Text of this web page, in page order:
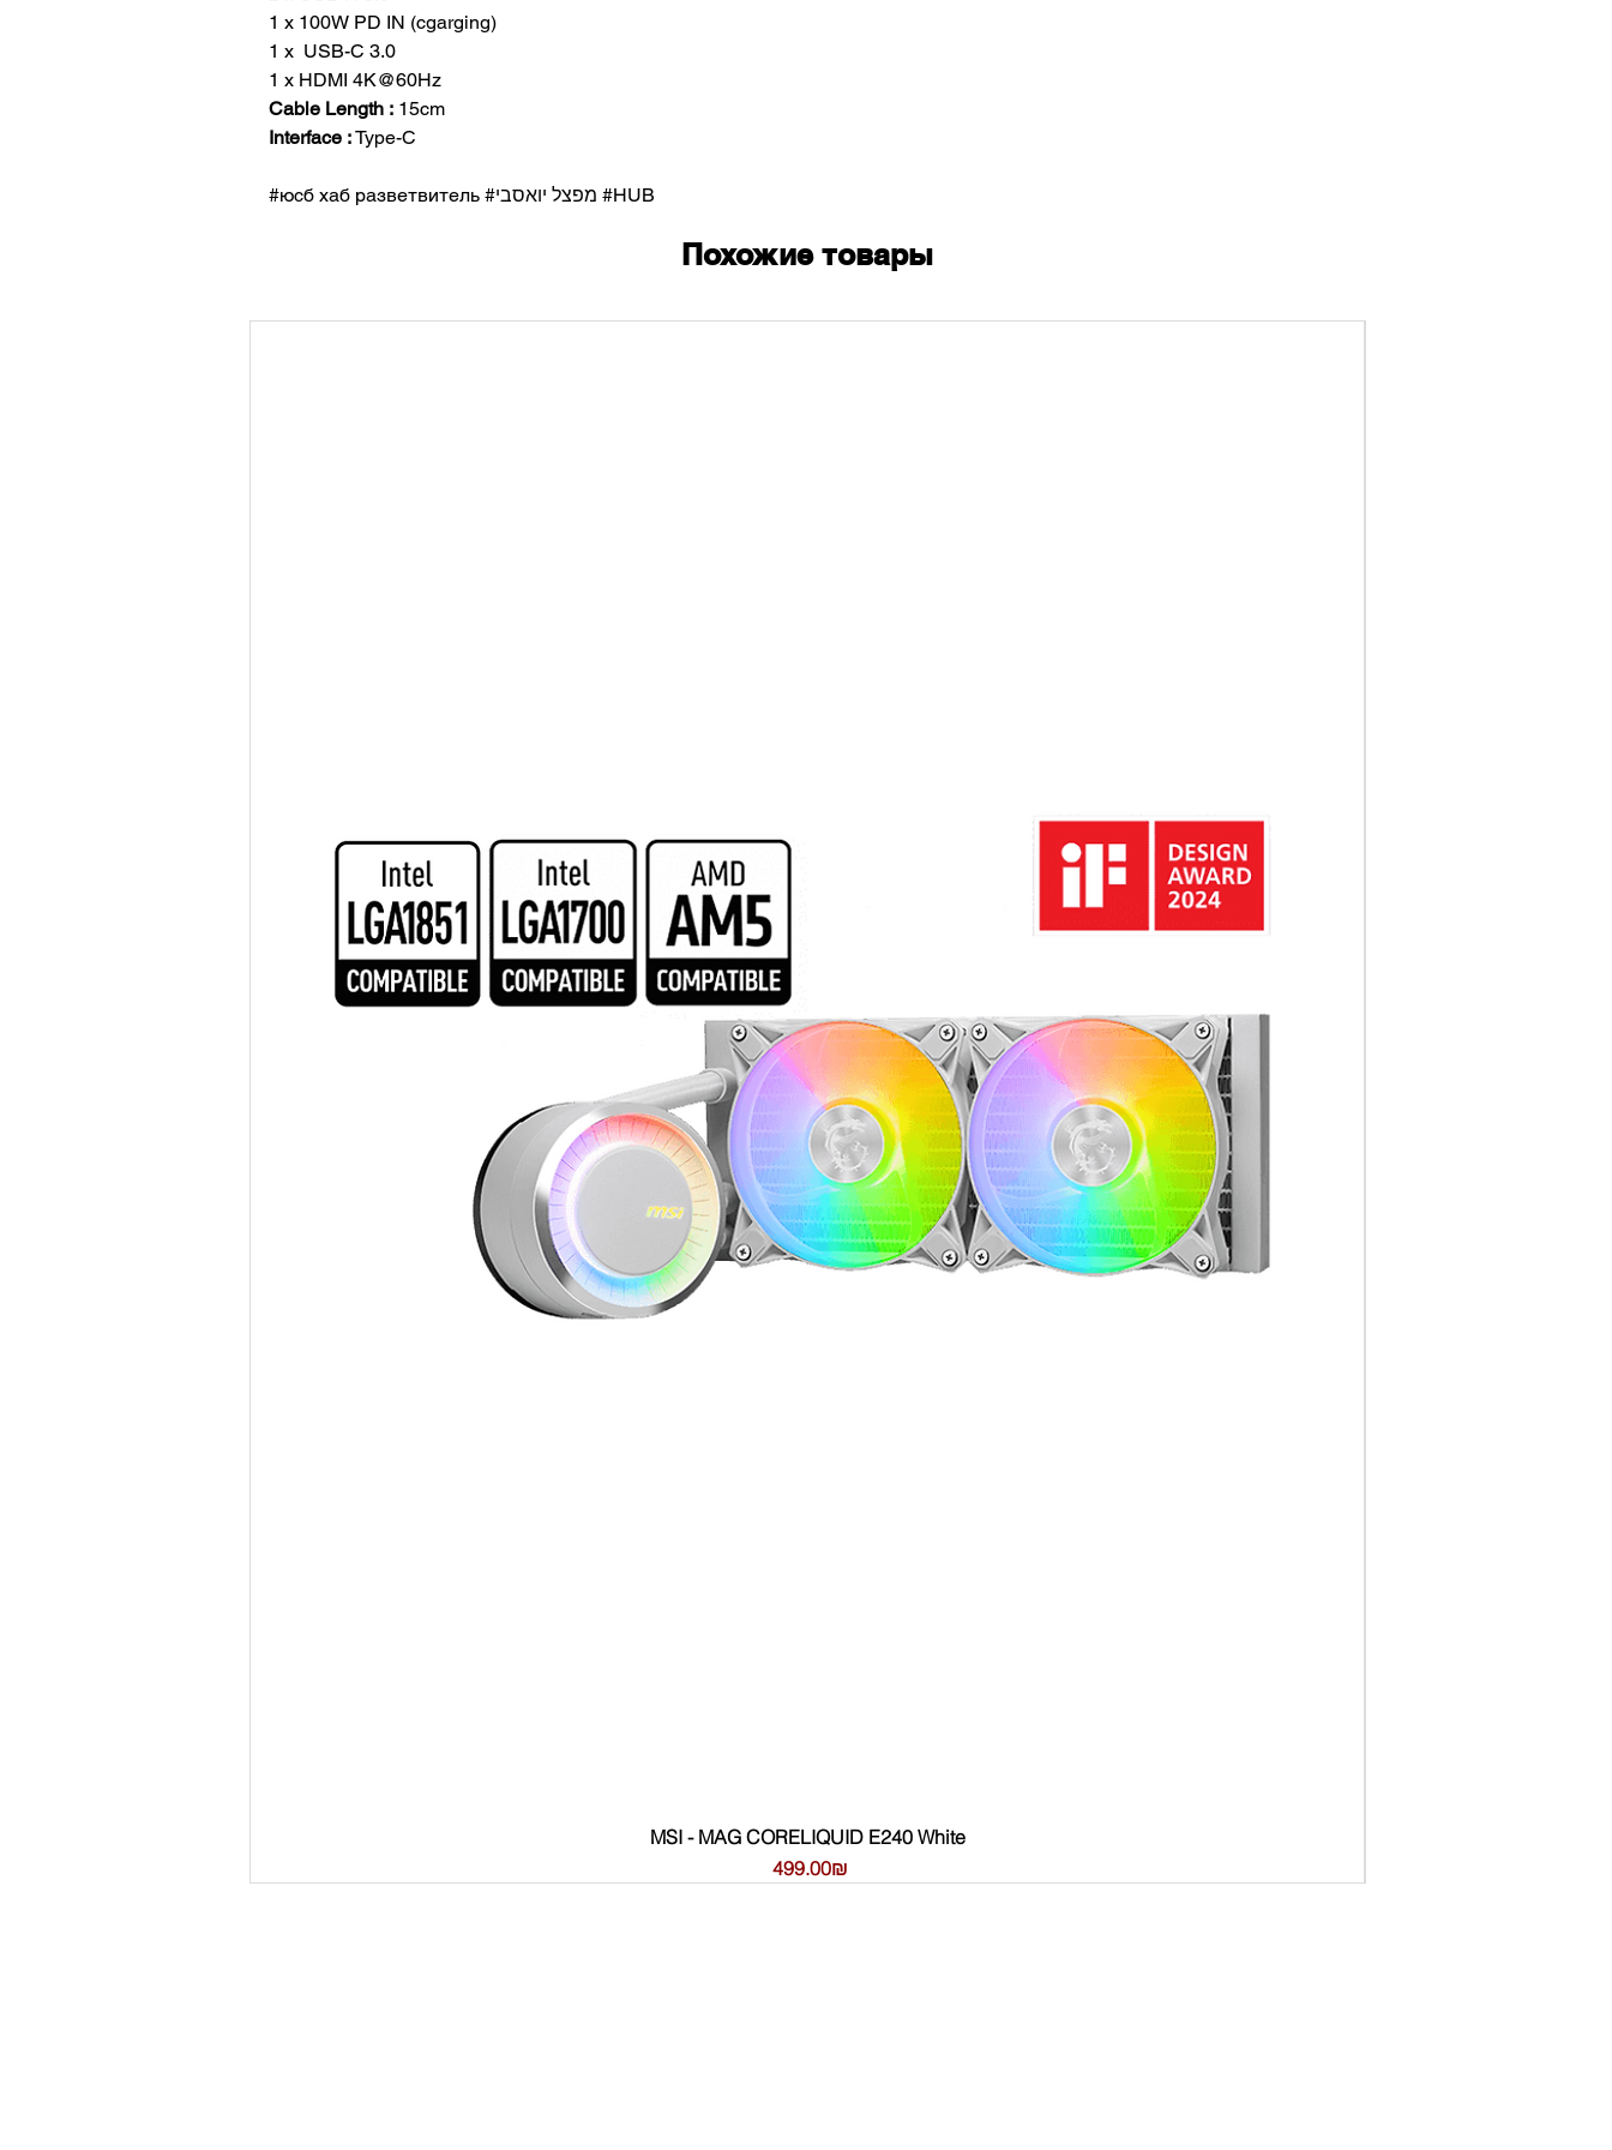
1 x 100W PD IN (cgarging)
1 x USB-C 3.0
1 x HDMI 4K@60Hz
Cable Length : 15cm
Interface :Type-C
#юсб хаб разветвитель #מפצל יואסבי #HUB
Похожие товары
MSI - MAG CORELIQUID E240 White
Цена
‏499.00 ‏₪